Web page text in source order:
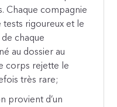
Chaque compagnie
tests rigoureux et le
chaque
au dossier au
corps rejette le
très rare;
provient d’un